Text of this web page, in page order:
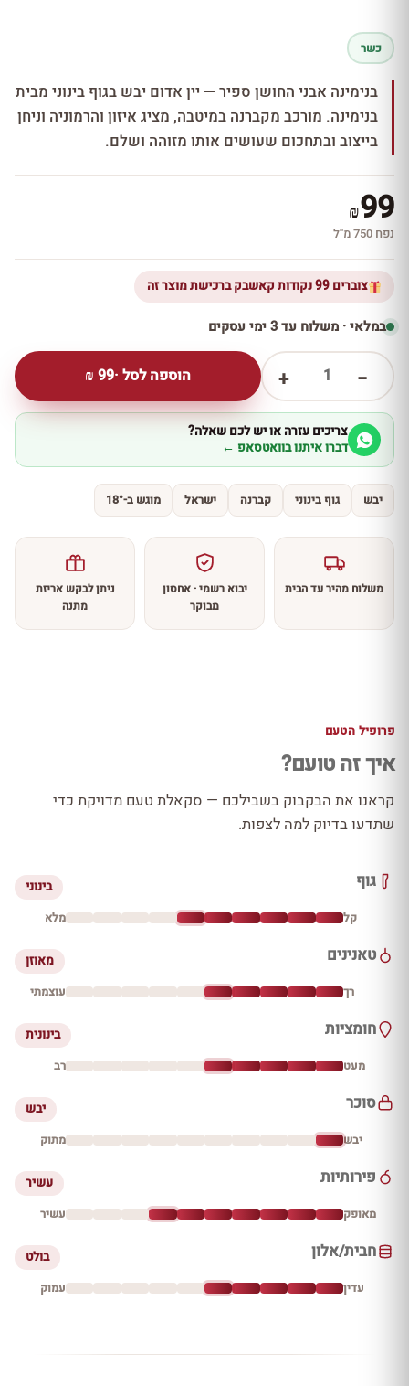
כשר
בנימינה אבני החושן ספיר — יין אדום יבש בגוף בינוני מבית
בנימינה. מורכב מקברנה במיטבה, מציג איזון והרמוניה וניחן
בייצוב ובתחכום שעושים אותו מזוהה ושלם.
₪99
נפח 750 מ''ל
צוברים 99 נקודות קאשבק ברכישת מוצר זה
במלאי · משלוח עד 3 ימי עסקים
−
1
+ הוספה לסל ·99
₪
צריכים עזרה או יש לכם שאלה?
דברו איתנו בוואטסאפ ←
יבש גוף בינוני קברנה ישראל מוגש ב-18°
משלוח מהיר עד הבית
יבוא רשמי · אחסון
מבוקר
ניתן לבקש אריזת
מתנה
פרופיל הטעם
איך זה טועם?
קראנו את הבקבוק בשבילכם — סקאלת טעם מדויקת כדי
שתדעו בדיוק למה לצפות.
גוף בינוני
קל מלא
טאנינים מאוזן
רך עוצמתי
חומציות בינונית
מעט רב
סוכר יבש
יבש מתוק
פירותיות עשיר
מאופק עשיר
חבית/אלון בולט
עדין עמוק